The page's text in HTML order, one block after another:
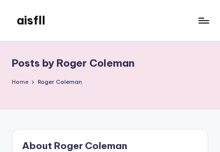
content
aisfll
Posts by Roger Coleman
Home Roger Coleman
About Roger Coleman